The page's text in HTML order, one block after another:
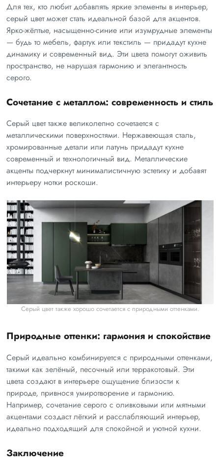
Для тех, кто любит добавлять яркие элементы в интерьер,
серый цвет может стать идеальной базой для акцентов.
Ярко-жёлтые, насыщенно-синие или изумрудные элементы
— будь то мебель, фартук или текстиль — придадут кухне
динамику и современный вид. Эти цвета помогут оживить
пространство, не нарушая гармонию и элегантность
серого.
Сочетание с металлом: современность и стиль
Серый цвет также великолепно сочетается с
металлическими поверхностями. Нержавеющая сталь,
хромированные детали или латунь придадут кухне
современный и технологичный вид. Металлические
акценты подчеркнут минималистичную эстетику и добавят
интерьеру нотки роскоши.
Серый цвет также хорошо сочетается с природными оттенками.
Природные оттенки: гармония и спокойствие
Серый идеально комбинируется с природными оттенками,
такими как зелёный, песочный или терракотовый. Эти
цвета создают в интерьере ощущение близости к
природе, привнося умиротворение и гармонию.
Например, сочетание серого с оливковыми или мятными
акцентами создаст лёгкий и расслабляющий интерьер,
идеально подходящий для спокойной и уютной кухни.
Заключение